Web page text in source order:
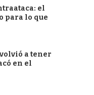
el
para lo que
a tener
en el